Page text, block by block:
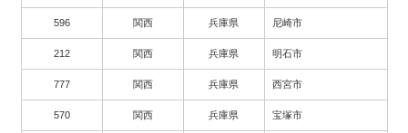
596 関西 兵庫県 尼崎市
212 関西 兵庫県 明石市
777 関西 兵庫県 西宮市
570 関西 兵庫県 宝塚市